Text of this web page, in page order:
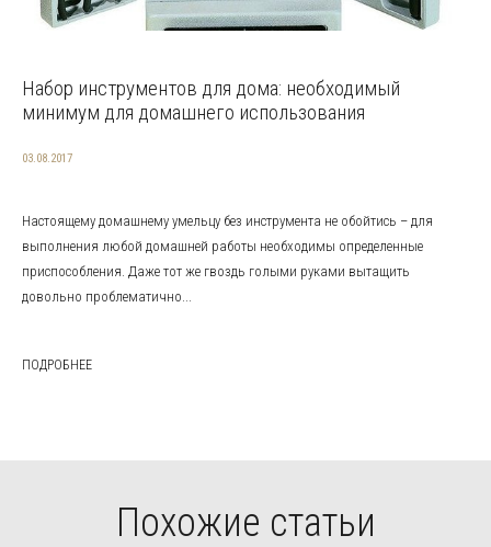
Набор инструментов для дома: необходимый
минимум для домашнего использования
03.08.2017
Настоящему домашнему умельцу без инструмента не обойтись – для
выполнения любой домашней работы необходимы определенные
приспособления. Даже тот же гвоздь голыми руками вытащить
довольно проблематично...
ПОДРОБНЕЕ
Похожие статьи